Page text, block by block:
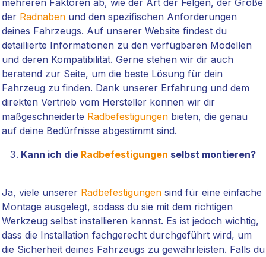
mehreren Faktoren ab, wie der Art der Felgen, der Größe
der Radnabenund den spezifischen Anforderungen
deines Fahrzeugs. Auf unserer Website findest du
detaillierte Informationen zu den verfügbaren Modellen
und deren Kompatibilität. Gerne stehen wir dir auch
beratend zur Seite, um die beste Lösung für dein
Fahrzeug zu finden. Dank unserer Erfahrung und dem
direkten Vertrieb vom Hersteller können wir dir
maßgeschneiderte Radbefestigungenbieten, die genau
auf deine Bedürfnisse abgestimmt sind.
Kann ich die Radbefestigungen selbst montieren?
Ja, viele unserer Radbefestigungensind für eine einfache
Montage ausgelegt, sodass du sie mit dem richtigen
Werkzeug selbst installieren kannst. Es ist jedoch wichtig,
dass die Installation fachgerecht durchgeführt wird, um
die Sicherheit deines Fahrzeugs zu gewährleisten. Falls du